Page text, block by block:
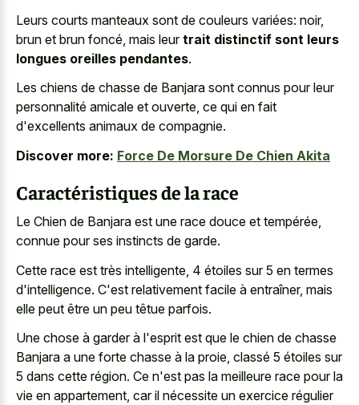
Leurs courts manteaux sont de couleurs variées: noir,
brun et brun foncé, mais leurtrait distinctif sont leurs
longues oreilles pendantes.
Les chiens de chasse de Banjara sont connus pour leur
personnalité amicale et ouverte, ce qui en fait
d'excellents animaux de compagnie.
Discover more: Force De Morsure De Chien Akita
Caractéristiques de la race
Le Chien de Banjara est une race douce et tempérée,
connue pour ses instincts de garde.
Cette race est très intelligente, 4 étoiles sur 5 en termes
d'intelligence. C'est relativement facile à entraîner, mais
elle peut être un peu têtue parfois.
Une chose à garder à l'esprit est que le chien de chasse
Banjara a une forte chasse à la proie, classé 5 étoiles sur
5 dans cette région. Ce n'est pas la meilleure race pour la
vie en appartement, car il nécessite un exercice régulier